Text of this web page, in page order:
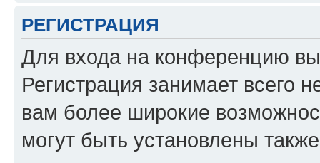
РЕГИСТРАЦИЯ
Для входа на конференцию
Регистрация занимает всего
вам более широкие
могут быть установлены